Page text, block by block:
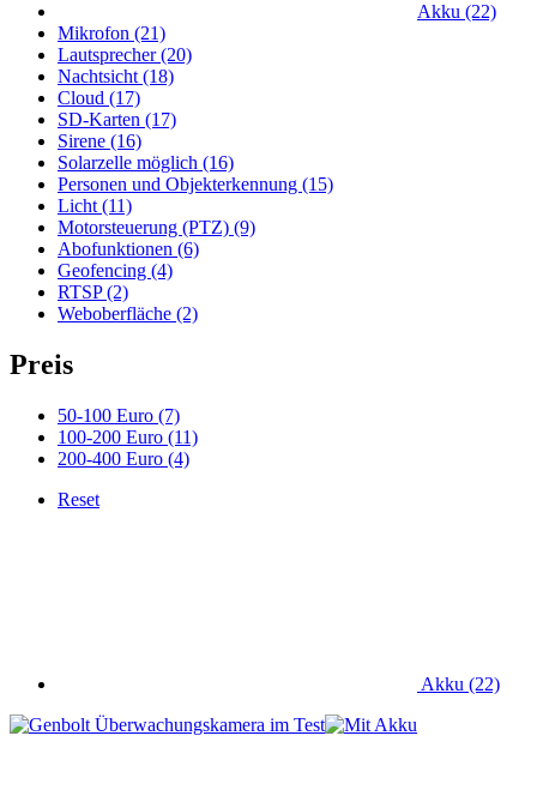
Akku (22)
Mikrofon (21)
Lautsprecher (20)
Nachtsicht (18)
Cloud (17)
SD-Karten (17)
Sirene (16)
Solarzelle möglich (16)
Personen und Objekterkennung (15)
Licht (11)
Motorsteuerung (PTZ) (9)
Abofunktionen (6)
Geofencing (4)
RTSP (2)
Weboberfläche (2)
Preis
50-100 Euro (7)
100-200 Euro (11)
200-400 Euro (4)
Reset
Akku (22)